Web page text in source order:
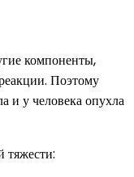
компоненты,
Поэтому
и у человека опухла
тяжести: